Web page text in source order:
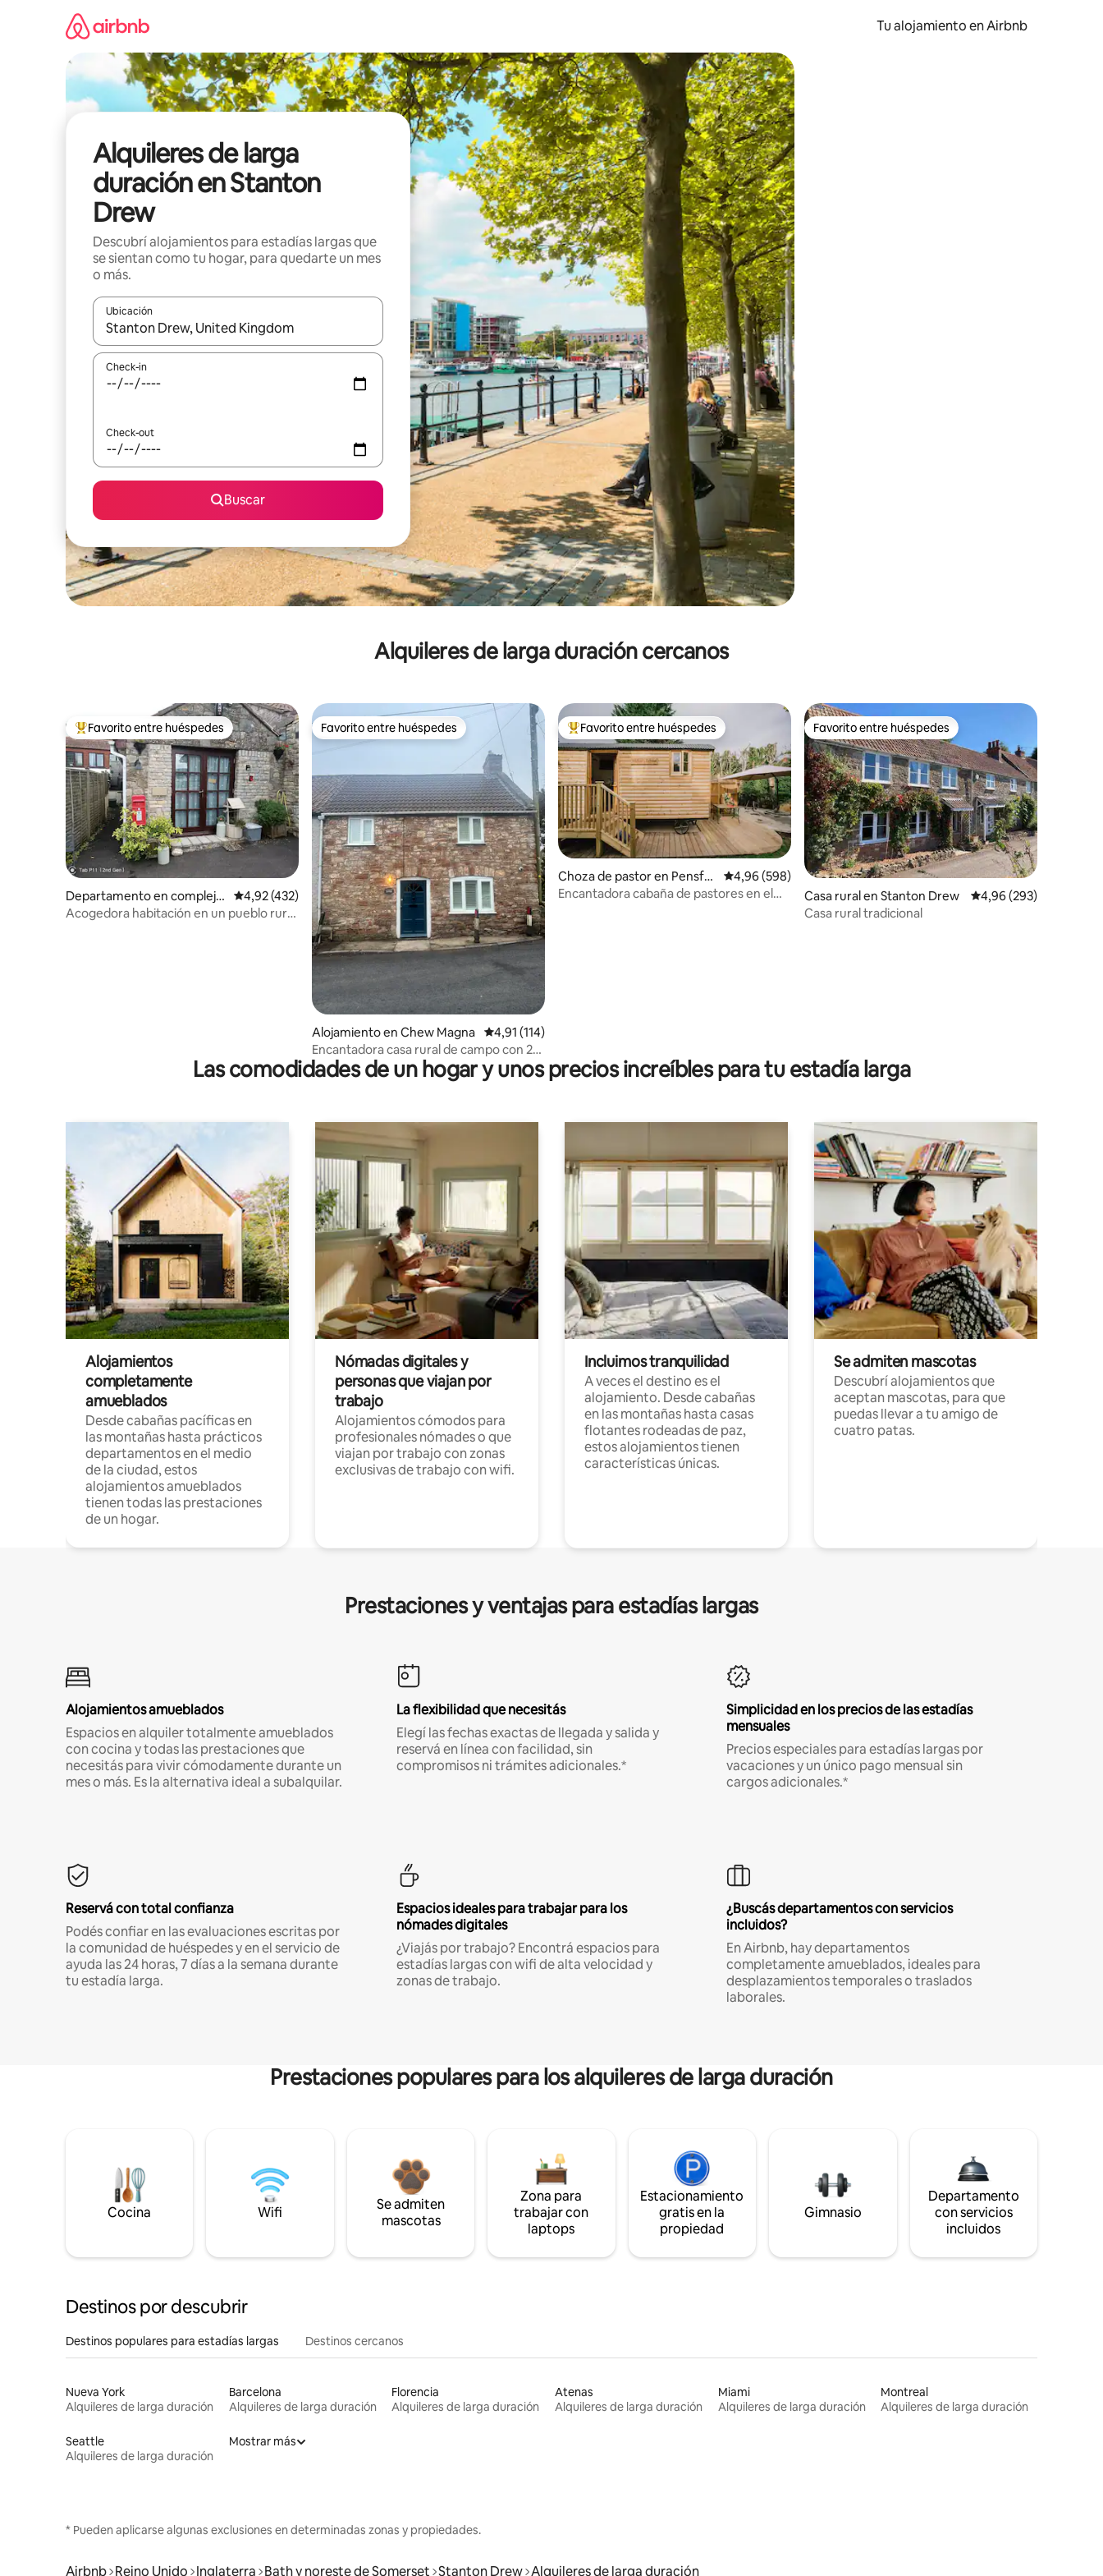
Tu alojamiento en Airbnb
Alquileres de larga
duración en Stanton
Drew
Descubrí alojamientos para estadías largas que
se sientan como tu hogar, para quedarte un mes
o más.
Ubicación
Cuando los resultados estén disponibles, navegá con las teclas de flecha hacia arriba y hacia abajo o explorá deslizando el dedo.
Check-in
Check-out
Buscar
Alquileres de larga duración cercanos
Favorito entre los huéspedes más destacados
Favorito entre huéspedes
Departamento en complejo
residencial en Norton Malre
Calificación promedio: 4,92 de 5. 432 evaluaciones
4,92 (432)
Acogedora habitación en un pueblo rural
Favorito entre huéspedes
Favorito entre huéspedes
Alojamiento en Chew Magna Calificación promedio: 4,91 de 5. 114 evaluaciones
4,91 (114)
Encantadora casa rural de campo con 2
dormitorios al final de la terraza
Favorito entre los huéspedes más destacados
Favorito entre huéspedes
Choza de pastor en Pensfor
d
Calificación promedio: 4,96 de 5. 598 evaluaciones
4,96 (598)
Encantadora cabaña de pastores en el
Favorito entre huéspedes
Favorito entre huéspedes
Casa rural en Stanton Drew Calificación promedio:
4,96 (293)
Casa rural tradicional
Las comodidades de un hogar y unos precios increíbles para tu estadía larga
Alojamientos
completamente
amueblados
Desde cabañas pacíficas en
las montañas hasta prácticos
departamentos en el medio
de la ciudad, estos
alojamientos amueblados
tienen todas las prestaciones
de un hogar.
Nómadas digitales y
personas que viajan por
trabajo
Alojamientos cómodos para
profesionales nómades o que
viajan por trabajo con zonas
exclusivas de trabajo con wifi.
Incluimos tranquilidad
A veces el destino es el
alojamiento. Desde cabañas
en las montañas hasta casas
flotantes rodeadas de paz,
estos alojamientos tienen
características únicas.
Se admiten mascotas
Descubrí alojamientos que
aceptan mascotas, para que
puedas llevar a tu amigo de
cuatro patas.
Prestaciones y ventajas para estadías largas
Alojamientos amueblados
Espacios en alquiler totalmente amueblados
con cocina y todas las prestaciones que
necesitás para vivir cómodamente durante un
mes o más. Es la alternativa ideal a subalquilar.
La flexibilidad que necesitás
Elegí las fechas exactas de llegada y salida y
reservá en línea con facilidad, sin
compromisos ni trámites adicionales.*
Simplicidad en los precios de las estadías
mensuales
Precios especiales para estadías largas por
vacaciones y un único pago mensual sin
cargos adicionales.*
Reservá con total confianza
Podés confiar en las evaluaciones escritas por
la comunidad de huéspedes y en el servicio de
ayuda las 24 horas, 7 días a la semana durante
tu estadía larga.
Espacios ideales para trabajar para los
nómades digitales
¿Viajás por trabajo? Encontrá espacios para
estadías largas con wifi de alta velocidad y
zonas de trabajo.
¿Buscás departamentos con servicios
incluidos?
En Airbnb, hay departamentos
completamente amueblados, ideales para
desplazamientos temporales o traslados
laborales.
Prestaciones populares para los alquileres de larga duración
Cocina Wifi
Se admiten
mascotas
Zona para
trabajar con
laptops
Estacionamiento
gratis en la
propiedad
Gimnasio
Departamento
con servicios
incluidos
Destinos por descubrir
Destinos populares para estadías largas Destinos cercanos
Nueva York
Alquileres de larga duración
Barcelona
Alquileres de larga duración
Florencia
Alquileres de larga duración
Atenas
Alquileres de larga duración
Miami
Alquileres de larga duración
Montreal
Alquileres de larga duración
Seattle
Alquileres de larga duración
Mostrar más
* Pueden aplicarse algunas exclusiones en determinadas zonas y propiedades.
Airbnb Reino Unido Inglaterra Bath y noreste de Somerset Stanton Drew Alquileres de larga duración